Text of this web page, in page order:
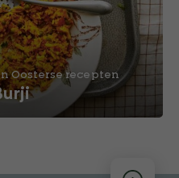
Oosterse recepten